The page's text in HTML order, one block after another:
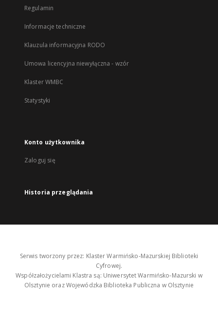
Regulamin
Informacje techniczne
Klauzula informacyjna RODO
Umowa licencyjna niewyłączna - wzór
Klaster WMBC
Statystyki
Konto użytkownika
Zaloguj się
Historia przeglądania
Serwis tworzony przez: Klaster Warmińsko-Mazurskiej Biblioteki
Cyfrowej.
Współzałożycielami Klastra są: Uniwersytet Warmińsko-Mazurski w
Olsztynie oraz Wojewódzka Biblioteka Publiczna w Olsztynie